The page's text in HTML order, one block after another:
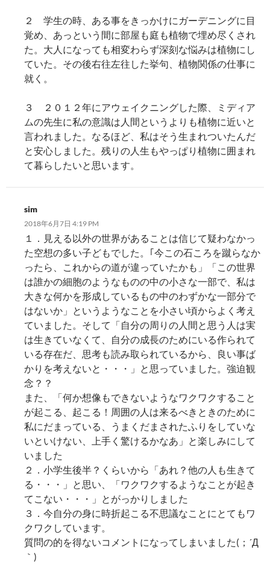
２ 学生の時、ある事をきっかけにガーデニングに目
覚め、あっという間に部屋も庭も植物で埋め尽くされ
た。大人になっても相変わらず深刻な悩みは植物にし
ていた。その後右往左往した挙句、植物関係の仕事に
就く。
３ ２０１２年にアウェイクニングした際、ミディア
ムの先生に私の意識は人間というよりも植物に近いと
言われました。なるほど、私はそう生まれついたんだ
と安心しました。残りの人生もやっぱり植物に囲まれ
て暮らしたいと思います。
sim
2018年6月7日 4:19 PM
１．見える以外の世界があることは信じて疑わなかっ
た空想の多い子どもでした。｢今この石ころを蹴らなか
ったら、これからの道が違っていたかも」「この世界
は誰かの細胞のようなものの中の小さな一部で、私は
大きな何かを形成しているもの中のわずかな一部分で
はないか」というようなことを小さい頃からよく考え
ていました。そして「自分の周りの人間と思う人は実
は生きていなくて、自分の成長のためにいる作られて
いる存在だ、思考も読み取られているから、良い事ば
かりを考えないと・・・」と思っていました。強迫観
念？？
また、「何か想像もできないようなワクワクすること
が起こる、起こる！周囲の人は来るべきときのために
私にだまっている、うまくだまされたふりをしていな
いといけない、上手く驚けるかなあ」と楽しみにして
いました
２．小学生後半？くらいから「あれ？他の人も生きて
る・・・」と思い、「ワクワクするようなことが起き
てこない・・・」とがっかりしました
３．今自分の身に時折起こる不思議なことにとてもワ
クワクしています。
質問の的を得ないコメントになってしまいました(；´Д
｀)